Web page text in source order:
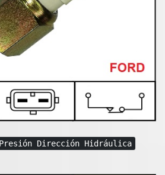
Dirección Hidráulica